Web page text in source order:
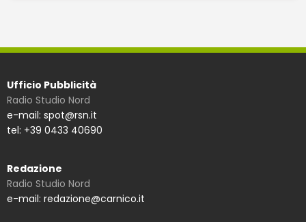
Ufficio Pubblicità
Radio Studio Nord
e-mail: spot@rsn.it
tel: +39 0433 40690
Redazione
Radio Studio Nord
e-mail: redazione@carnico.it